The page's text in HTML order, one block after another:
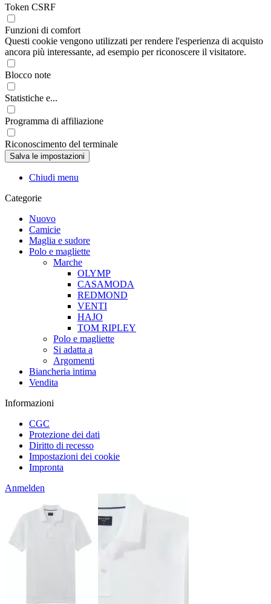
Token CSRF
Funzioni di comfort
Questi cookie vengono utilizzati per rendere l'esperienza di acquisto
ancora più interessante, ad esempio per riconoscere il visitatore.
Blocco note
Statistiche e...
Programma di affiliazione
Riconoscimento del terminale
Chiudi menu
Categorie
Nuovo
Camicie
Maglia e sudore
Polo e magliette
Marche
OLYMP
CASAMODA
REDMOND
VENTI
HAJO
TOM RIPLEY
Polo e magliette
Si adatta a
Argomenti
Biancheria intima
Vendita
Informazioni
CGC
Protezione dei dati
Diritto di recesso
Impostazioni dei cookie
Impronta
Anmelden